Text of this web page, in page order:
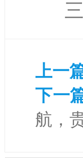
三
上一
下一
航，